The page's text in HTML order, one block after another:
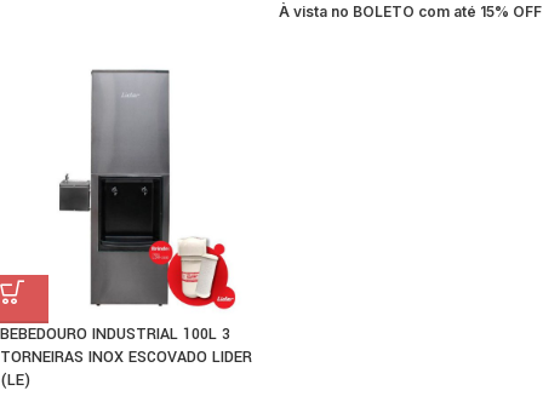
À vista no BOLETO com até 15% OFF
BEBEDOURO INDUSTRIAL 100L 3
TORNEIRAS INOX ESCOVADO LIDER
(LE)